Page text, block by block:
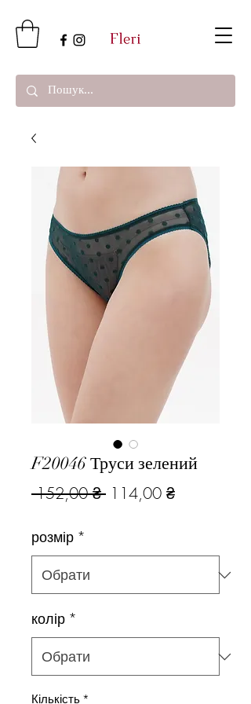
F20046 Труси зелений
152,00 ₴ Звичайна
114,00 ₴За
розмір *
колір *
Кількість *